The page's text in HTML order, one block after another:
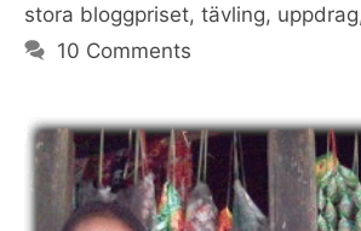
stora bloggpriset, tävling, uppdrag
10 Comments